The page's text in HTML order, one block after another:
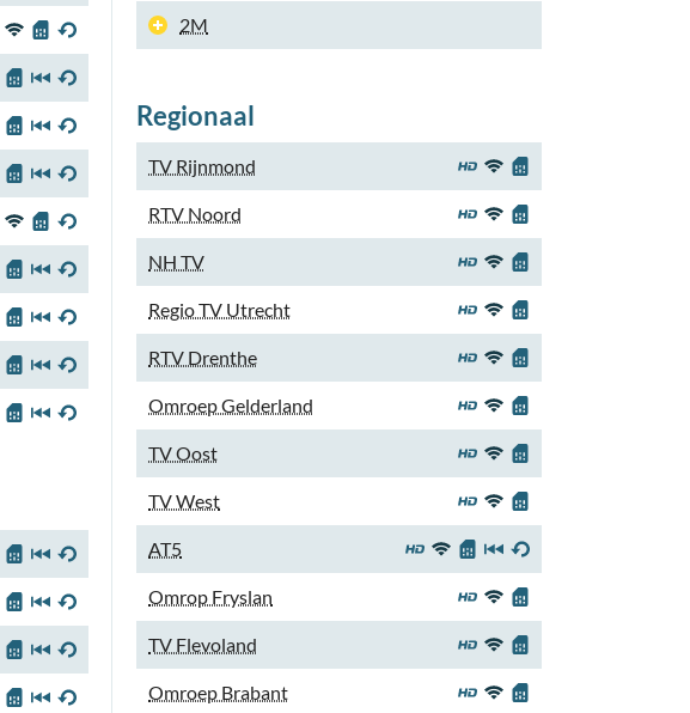
2M
Regionaal
TV Rijnmond
RTV Noord
NH TV
Regio TV Utrecht
RTV Drenthe
Omroep Gelderland
TV Oost
TV West
AT5
Omrop Fryslan
TV Flevoland
Omroep Brabant